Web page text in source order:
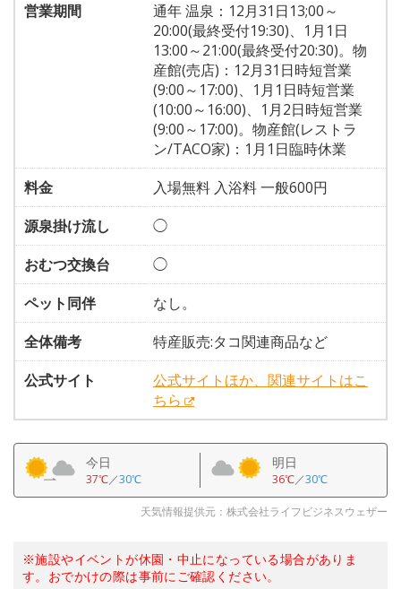
営業期間
通年 温泉：12月31日13;00～
20:00(最終受付19:30)、1月1日
13:00～21:00(最終受付20:30)。物
産館(売店)：12月31日時短営業
(9:00～17:00)、1月1日時短営業
(10:00～16:00)、1月2日時短営業
(9:00～17:00)。物産館(レストラ
ン/TACO家)：1月1日臨時休業
料金
入場無料 入浴料 一般600円
源泉掛け流し
◯
おむつ交換台
◯
ペット同伴
なし。
全体備考
特産販売:タコ関連商品など
公式サイト
公式サイトほか、関連サイトはこ
ちら
今日
37℃／30℃
明日
36℃／30℃
天気情報提供元：株式会社ライフビジネスウェザー
※施設やイベントが休園・中止になっている場合がありま
す。おでかけの際は事前にご確認ください。